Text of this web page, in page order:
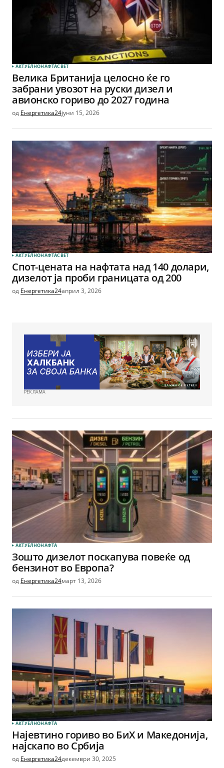
АКТУЕЛНОНАФТАСВЕТ
Велика Британија целосно ќе го
забрани увозот на руски дизел и
авионско гориво до 2027 година
од Енергетика24јуни 15, 2026
АКТУЕЛНОНАФТАСВЕТ
Спот-цената на нафтата над 140 долари,
дизелот ја проби границата од 200
од Енергетика24април 3, 2026
РЕКЛАМА
АКТУЕЛНОНАФТА
Зошто дизелот поскапува повеќе од
бензинот во Европа?
од Енергетика24март 13, 2026
АКТУЕЛНОНАФТА
Најевтино гориво во БиХ и Македонија,
најскапо во Србија
од Енергетика24декември 30, 2025